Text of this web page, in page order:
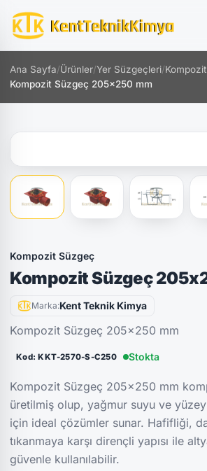
Ana Sayfa/Ürünler/Yer Süzgeçleri/
Kompozit Süzgeç 205x250 mm
Kompozit Süzgeç
Kompozit Süzgeç
Marka:Kent Teknik Kimya
Kompozit Süzgeç 205x250 mm
Kod: KKT-2570-S-C250 Stokta
Kompozit Süzgeç 205x250 mm
üretilmiş olup, yağmur suyu ve yüzey
için ideal çözümler sunar. Hafifliği,
tıkanmaya karşı dirençli yapısı ile
güvenle kullanılabilir.